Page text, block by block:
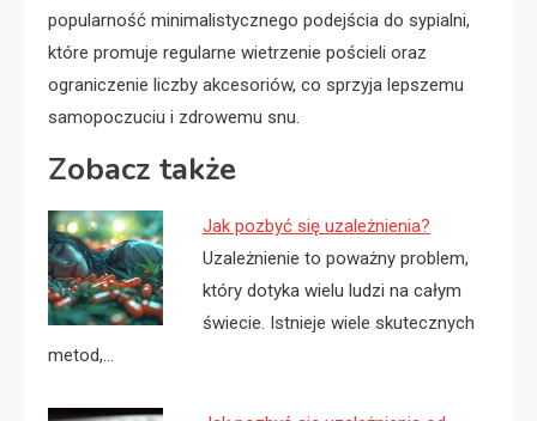
popularność minimalistycznego podejścia do sypialni,
które promuje regularne wietrzenie pościeli oraz
ograniczenie liczby akcesoriów, co sprzyja lepszemu
samopoczuciu i zdrowemu snu.
Zobacz także
Jak pozbyć się uzależnienia?
Uzależnienie to poważny problem,
który dotyka wielu ludzi na całym
świecie. Istnieje wiele skutecznych
metod,…